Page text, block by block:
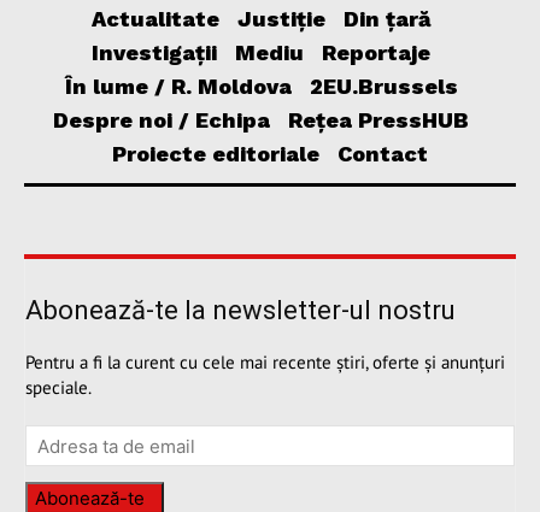
Actualitate Justiție
Din țară
Investigații
Mediu
Reportaje
În lume / R. Moldova
2EU.Brussels
Despre noi / Echipa
Rețea PressHUB
Proiecte editoriale
Contact
Abonează-te la newsletter-ul nostru
Pentru a fi la curent cu cele mai recente știri, oferte și anunțuri
speciale.
Abonează-te